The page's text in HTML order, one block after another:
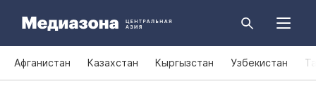
Афганистан Казахстан Кыргызстан Узбекистан